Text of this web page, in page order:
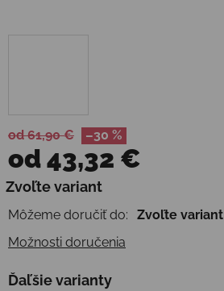
od 61,90 € –30 %
od43,32 €
Jednotková cena:
Zvoľte variant
Môžeme doručiť do:
Zvoľte variant
Možnosti doručenia
Ďaľšie varianty